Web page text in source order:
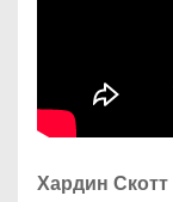
Хардин Скотт